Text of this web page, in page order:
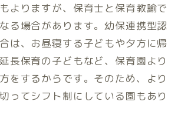
よりますが、保育士と保育教諭で
る場合があります。幼保連携型認
は、お昼寝する子どもや夕方に帰
長保育の子どもなど、保育園より
をするからです。そのため、より
ってシフト制にしている園もあり